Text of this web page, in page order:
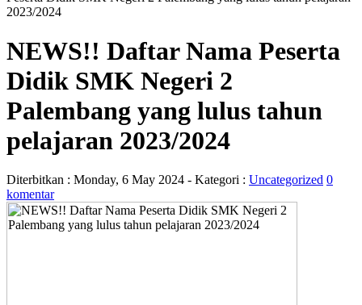
2023/2024
NEWS!! Daftar Nama Peserta
Didik SMK Negeri 2
Palembang yang lulus tahun
pelajaran 2023/2024
Diterbitkan : Monday, 6 May 2024 - Kategori : Uncategorized 0
komentar